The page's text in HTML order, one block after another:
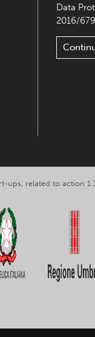
Data
2016/
related to action